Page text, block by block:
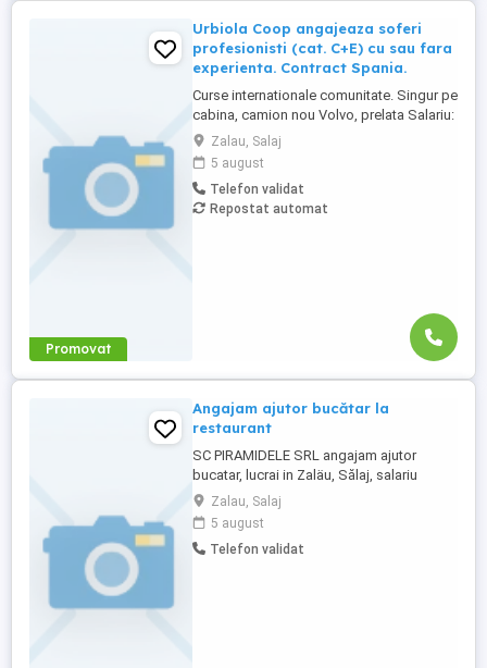
Promovat
Urbiola Coop angajeaza soferi
profesionisti (cat. C+E) cu sau fara
experienta. Contract Spania.
Curse internationale comunitate. Singur pe
cabina, camion nou Volvo, prelata Salariu:
2700 luna net 12.000 km (garantat) Prima
0,06 camion km extra peste 12000 km; +
100 prima la angajare pt. ADR; + 300 prima
pentru 6 luni lucrate; + 300 prima pentru 9
luni lucrate; + 300 prima pentru 12 luni
Zalau, Salaj
5 august
Telefon validat
Repostat automat
Angajam ajutor bucătar la
restaurant
SC PIRAMIDELE SRL angajam ajutor
bucatar, lucrai in Zaläu, Sălaj, salariu
atractiv, mai multe detalii la nr. Angajam 10
ajutor bucătar, COD COR : 941101 Sunt 10
locuri vacante . sediul social : Bdul. Mihai
Viteazul 26 BI. B120 Et. P Ap. 33 V, Zaläu,
Zalau, Salaj
5 august
Telefon validat